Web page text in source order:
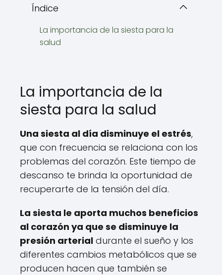
Índice
La importancia de la siesta para la
salud
La importancia de la
siesta para la salud
Una siesta al día disminuye el estrés,
que con frecuencia se relaciona con los
problemas del corazón. Este tiempo de
descanso te brinda la oportunidad de
recuperarte de la tensión del día.
La siesta le aporta muchos beneficios
al corazón ya que se disminuye la
presión arterial durante el sueño y los
diferentes cambios metabólicos que se
producen hacen que también se